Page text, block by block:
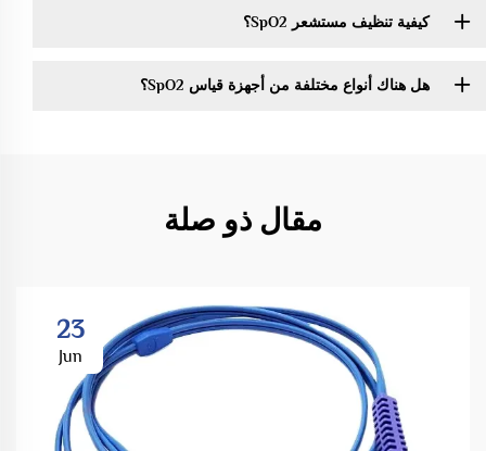
كيفية تنظيف مستشعر SpO2؟
هل هناك أنواع مختلفة من أجهزة قياس SpO2؟
مقال ذو صلة
23
Jun